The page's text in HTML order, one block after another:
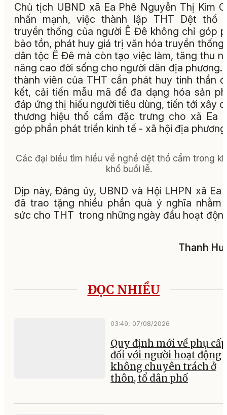
Chủ tịch UBND xã Ea Phê Nguyễn Thị Kim
nhấn mạnh, việc thành lập THT Dệt thổ
truyền thống của người Ê Đê không chỉ góp
bảo tồn, phát huy giá trị văn hóa truyền thống
dân tộc Ê Đê mà còn tạo việc làm, tăng thu
nâng cao đời sống cho người dân địa phương.
thành viên của THT cần phát huy tinh thần
kết, cải tiến mẫu mã để đa dạng hóa sản
đáp ứng thị hiếu người tiêu dùng, tiến tới xây
thương hiệu thổ cẩm đặc trưng cho xã Ea
góp phần phát triển kinh tế - xã hội địa
Các đại biểu tìm hiểu về nghề dệt thổ cẩm trong
khổ buổi lễ.
Dịp này, Đảng ủy, UBND và Hội LHPN xã Ea
đã trao tặng nhiều phần quà ý nghĩa nhằm
sức cho THT trong những ngày đầu hoạt
Thanh
ĐỌC NHIỀU
03:49, 07/08/2026
Quy định mới về phụ cấp
đối với người hoạt động
không chuyên trách ở
thôn, tổ dân phố